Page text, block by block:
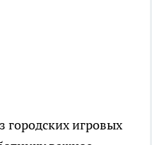
городских игровых